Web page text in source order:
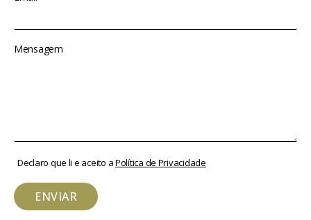
Mensagem
Declaro que li e aceito aPolítica de Privacidade
ENVIAR